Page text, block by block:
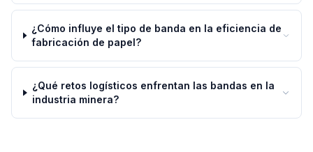
¿Cómo influye el tipo de banda en la eficiencia de
fabricación de papel?
¿Qué retos logísticos enfrentan las bandas en la
industria minera?